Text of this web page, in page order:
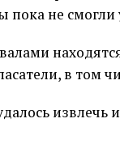
пока не
в том
извлечь